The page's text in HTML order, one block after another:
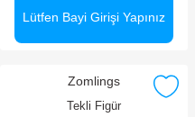
Lütfen Bayi Girişi Yapınız
Zomlings
Tekli Figür